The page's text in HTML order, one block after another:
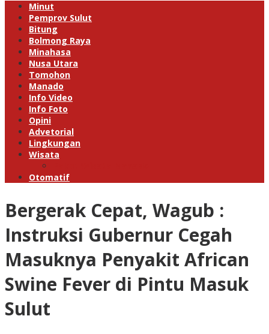
Minut
Pemprov Sulut
Bitung
Bolmong Raya
Minahasa
Nusa Utara
Tomohon
Manado
Info Video
Info Foto
Opini
Advetorial
Lingkungan
Wisata
Otomatif
Bergerak Cepat, Wagub :
Instruksi Gubernur Cegah
Masuknya Penyakit African
Swine Fever di Pintu Masuk
Sulut